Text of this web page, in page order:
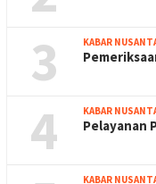
3 KABAR
4 KABAR
Pelayanan
KABAR